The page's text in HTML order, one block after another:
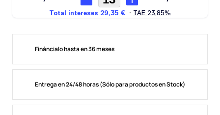
Fináncialo hasta en 36 meses
Entrega en 24/48 horas (Sólo para productos en Stock)